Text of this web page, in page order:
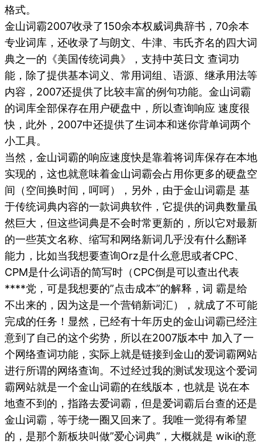
格式。
金山词霸2007收录了150余本权威词典辞书，70余本
专业词库，还收录了与朗文、牛津、韦氏齐名的四大词
典之一的《美国传统词典》，支持中英日文 查词功
能，除了提供基本词义、常用词组、语源、继承用法等
内容，2007还提供了比较丰富的例句功能。金山词霸
的词库全部保存在用户硬盘中，所以查询响应 速度很
快，此外，2007中还提供了生词本和迷你背单词两个
小工具。
当然，金山词霸的响应速度快是靠着将词库保存在本地
实现的，这也就意味着金山词霸会占用你更多的硬盘空
间（空间换时间，呵呵），另外，由于金山词霸是 基
于传统词典内容的一款词典软件，它提供的词典数量虽
然巨大，但这些词典是不会时常更新的，所以它对最新
的一些英文名称、缩写和网络新词几乎没有什么翻译
能力，比如当我想要查询Orz是什么意思或者CPC、
CPM是什么词语的简写时（CPC倒是可以查出代表
****党，可是我想要的”点击成本”的解释，词 霸是给
不出来的，因为这是一个营销新词汇），就成了不可能
完成的任务！显然，已经有十年历史的金山词霸已经注
意到了自己的这个劣势，所以在2007版本中 加入了一
个网络查词功能，实际上就是链接到金山的爱词霸网站
进行所谓的网络查询。不过经过我的测试发现这个爱词
霸网站就是一个金山词霸的在线版本，也就是 说在本
地查不到的，指路去爱词霸，但是爱词霸后台查的还是
金山词霸，等于绕一圈又回来了。我唯一觉得有希望
的，是那个新板块叫做”爱心词典”，大概就是 wiki的意